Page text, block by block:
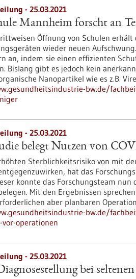
- 25.03.2021
Mannheim forscht an
Öffnung von Schulen erhält
wieder neuen
an, indem sie einen effizienten
Bislang gibt es jedoch kein
Nanopartikel wie es z.B.
bw.de/
- 25.03.2021
belegt Nutzen von
Sterblichkeitsrisiko von mit
hat das
konnte das Forschungsteam nun
Mit den Ergebnissen
aber planbaren
bw.de/
operationen
- 25.03.2021
bei